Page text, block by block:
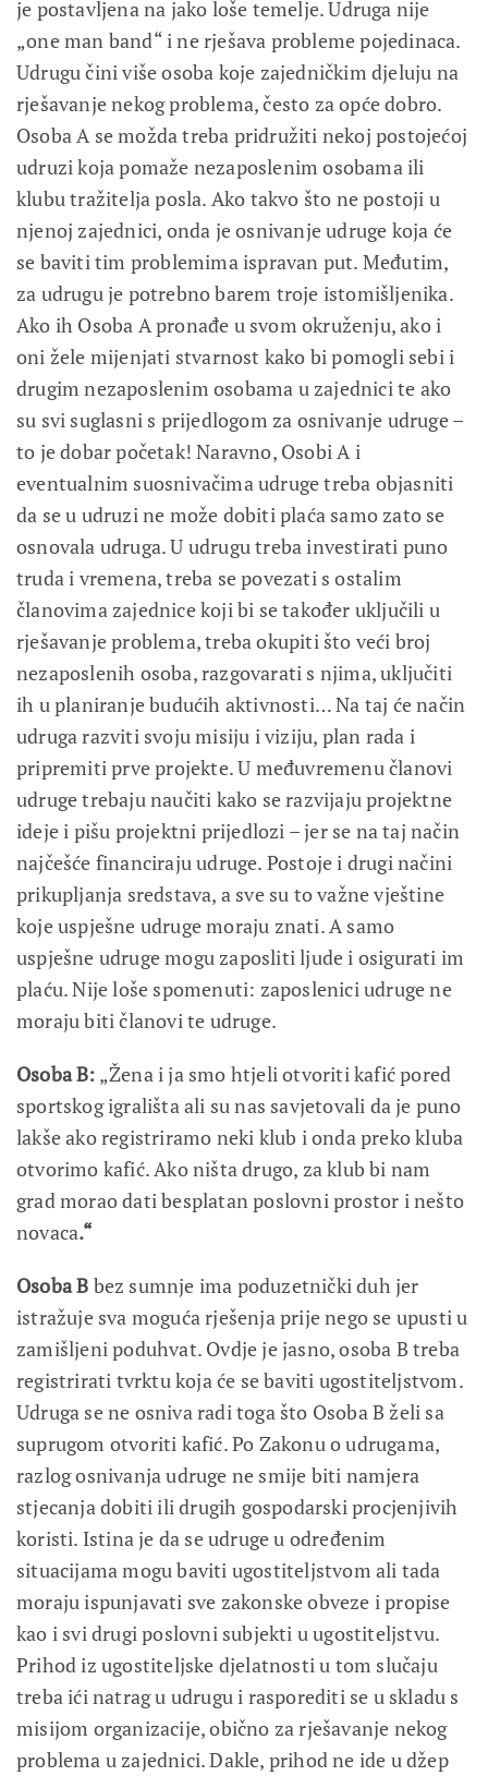
je postavljena na jako loše temelje. Udruga nije
„one man band“ i ne rješava probleme pojedinaca.
Udrugu čini više osoba koje zajedničkim djeluju na
rješavanje nekog problema, često za opće dobro.
Osoba A se možda treba pridružiti nekoj postojećoj
udruzi koja pomaže nezaposlenim osobama ili
klubu tražitelja posla. Ako takvo što ne postoji u
njenoj zajednici, onda je osnivanje udruge koja će
se baviti tim problemima ispravan put. Međutim,
za udrugu je potrebno barem troje istomišljenika.
Ako ih Osoba A pronađe u svom okruženju, ako i
oni žele mijenjati stvarnost kako bi pomogli sebi i
drugim nezaposlenim osobama u zajednici te ako
su svi suglasni s prijedlogom za osnivanje udruge –
to je dobar početak! Naravno, Osobi A i
eventualnim suosnivačima udruge treba objasniti
da se u udruzi ne može dobiti plaća samo zato se
osnovala udruga. U udrugu treba investirati puno
truda i vremena, treba se povezati s ostalim
članovima zajednice koji bi se također uključili u
rješavanje problema, treba okupiti što veći broj
nezaposlenih osoba, razgovarati s njima, uključiti
ih u planiranje budućih aktivnosti… Na taj će način
udruga razviti svoju misiju i viziju, plan rada i
pripremiti prve projekte. U međuvremenu članovi
udruge trebaju naučiti kako se razvijaju projektne
ideje i pišu projektni prijedlozi – jer se na taj način
najčešće financiraju udruge. Postoje i drugi načini
prikupljanja sredstava, a sve su to važne vještine
koje uspješne udruge moraju znati. A samo
uspješne udruge mogu zaposliti ljude i osigurati im
plaću. Nije loše spomenuti: zaposlenici udruge ne
moraju biti članovi te udruge.
Osoba B: „Žena i ja smo htjeli otvoriti kafić pored
sportskog igrališta ali su nas savjetovali da je puno
lakše ako registriramo neki klub i onda preko kluba
otvorimo kafić. Ako ništa drugo, za klub bi nam
grad morao dati besplatan poslovni prostor i nešto
novaca.“
Osoba B bez sumnje ima poduzetnički duh jer
istražuje sva moguća rješenja prije nego se upusti u
zamišljeni poduhvat. Ovdje je jasno, osoba B treba
registrirati tvrktu koja će se baviti ugostiteljstvom.
Udruga se ne osniva radi toga što Osoba B želi sa
suprugom otvoriti kafić. Po Zakonu o udrugama,
razlog osnivanja udruge ne smije biti namjera
stjecanja dobiti ili drugih gospodarski procjenjivih
koristi. Istina je da se udruge u određenim
situacijama mogu baviti ugostiteljstvom ali tada
moraju ispunjavati sve zakonske obveze i propise
kao i svi drugi poslovni subjekti u ugostiteljstvu.
Prihod iz ugostiteljske djelatnosti u tom slučaju
treba ići natrag u udrugu i rasporediti se u skladu s
misijom organizacije, obično za rješavanje nekog
problema u zajednici. Dakle, prihod ne ide u džep